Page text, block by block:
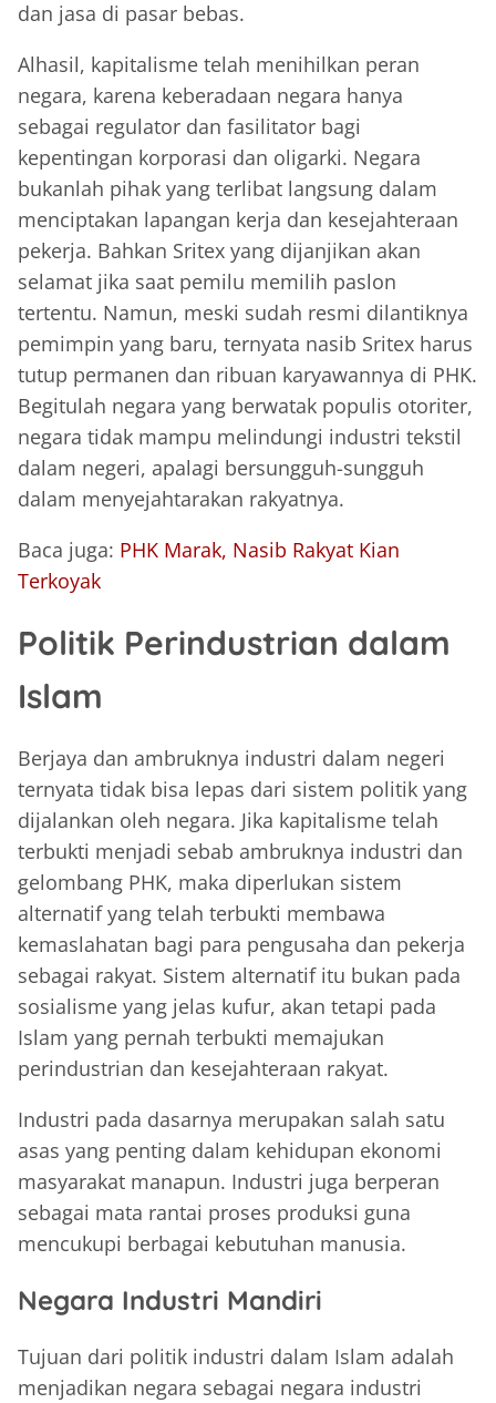
dan jasa di pasar bebas.
Alhasil, kapitalisme telah menihilkan peran
negara, karena keberadaan negara hanya
sebagai regulator dan fasilitator bagi
kepentingan korporasi dan oligarki. Negara
bukanlah pihak yang terlibat langsung dalam
menciptakan lapangan kerja dan kesejahteraan
pekerja. Bahkan Sritex yang dijanjikan akan
selamat jika saat pemilu memilih paslon
tertentu. Namun, meski sudah resmi dilantiknya
pemimpin yang baru, ternyata nasib Sritex harus
tutup permanen dan ribuan karyawannya di PHK.
Begitulah negara yang berwatak populis otoriter,
negara tidak mampu melindungi industri tekstil
dalam negeri, apalagi bersungguh-sungguh
dalam menyejahtarakan rakyatnya.
Baca juga: PHK Marak, Nasib Rakyat Kian
Terkoyak
Politik Perindustrian dalam
Islam
Berjaya dan ambruknya industri dalam negeri
ternyata tidak bisa lepas dari sistem politik yang
dijalankan oleh negara. Jika kapitalisme telah
terbukti menjadi sebab ambruknya industri dan
gelombang PHK, maka diperlukan sistem
alternatif yang telah terbukti membawa
kemaslahatan bagi para pengusaha dan pekerja
sebagai rakyat. Sistem alternatif itu bukan pada
sosialisme yang jelas kufur, akan tetapi pada
Islam yang pernah terbukti memajukan
perindustrian dan kesejahteraan rakyat.
Industri pada dasarnya merupakan salah satu
asas yang penting dalam kehidupan ekonomi
masyarakat manapun. Industri juga berperan
sebagai mata rantai proses produksi guna
mencukupi berbagai kebutuhan manusia.
Negara Industri Mandiri
Tujuan dari politik industri dalam Islam adalah
menjadikan negara sebagai negara industri